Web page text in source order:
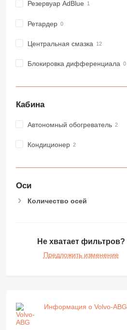
982
990
AP
C-series
CS
E-series
IT
MH
RM
Резервуар AdBlue
Ретардер
Центральная смазка
Блокировка дифференциала
Кабина
Автономный обогреватель
Кондиционер
Оси
Количество осей
Не хватает фильтров?
Предложить изменение
Информация о Volvo-ABG